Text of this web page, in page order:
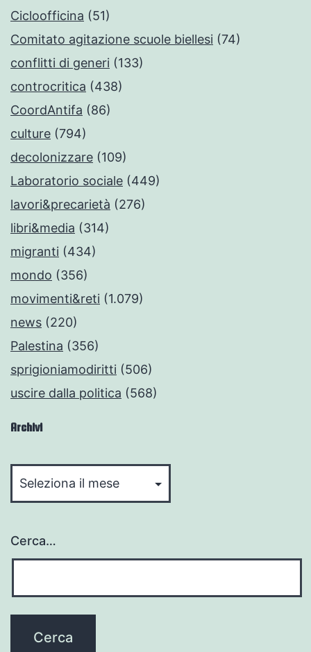
Cicloofficina (51)
Comitato agitazione scuole biellesi (74)
conflitti di generi (133)
controcritica (438)
CoordAntifa (86)
culture (794)
decolonizzare (109)
Laboratorio sociale (449)
lavori&precarietà (276)
libri&media (314)
migranti (434)
mondo (356)
movimenti&reti (1.079)
news (220)
Palestina (356)
sprigioniamodiritti (506)
uscire dalla politica (568)
Archivi
Cerca…